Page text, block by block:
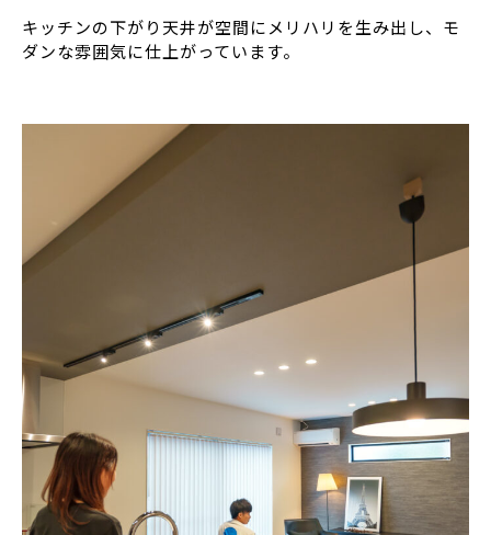
キッチンの下がり天井が空間にメリハリを生み出し、モ
ダンな雰囲気に仕上がっています。